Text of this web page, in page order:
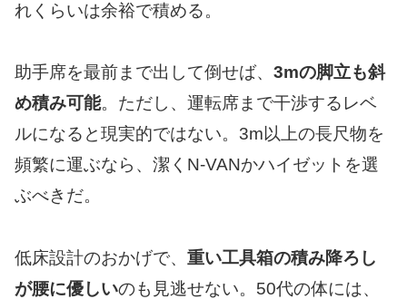
れくらいは余裕で積める。
助手席を最前まで出して倒せば、 3mの脚立も斜
め積み可能。ただし、運転席まで干渉するレベ
ルになると現実的ではない。3m以上の長尺物を
頻繁に運ぶなら、潔くN-VANかハイゼットを選
ぶべきだ。
低床設計のおかげで、 重い工具箱の積み降ろし
が腰に優しいのも見逃せない。50代の体には、